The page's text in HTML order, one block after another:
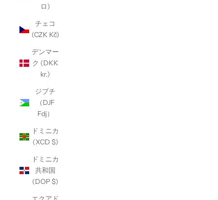
ロ)
チェコ
(CZK Kč)
デンマー
ク (DKK
kr.)
ジブチ
（DJF
Fdj）
ドミニカ
(XCD $)
ドミニカ
共和国
(DOP $)